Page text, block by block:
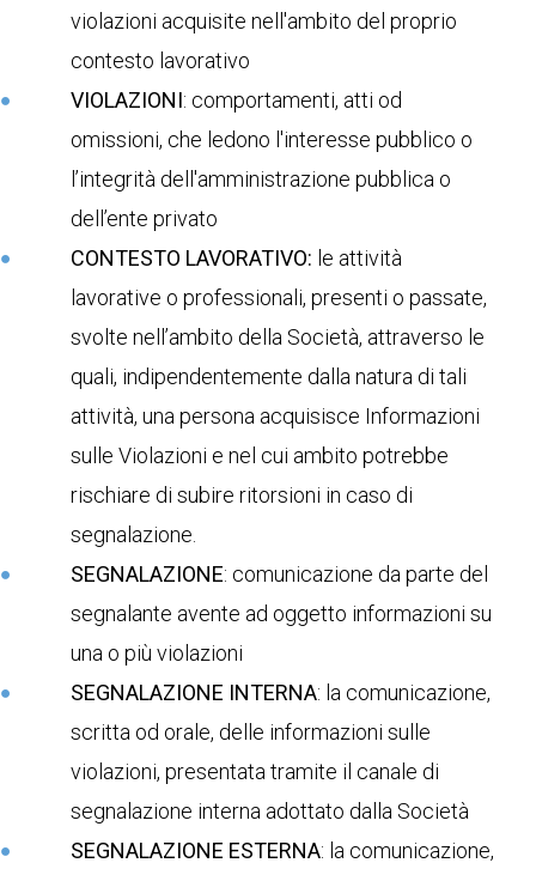
violazioni acquisite nell'ambito del proprio
contesto lavorativo
VIOLAZIONI: comportamenti, atti od
omissioni, che ledono l'interesse pubblico o
l’integrità dell'amministrazione pubblica o
dell’ente privato
CONTESTO LAVORATIVO: le attività
lavorative o professionali, presenti o passate,
svolte nell’ambito della Società, attraverso le
quali, indipendentemente dalla natura di tali
attività, una persona acquisisce Informazioni
sulle Violazioni e nel cui ambito potrebbe
rischiare di subire ritorsioni in caso di
segnalazione.
SEGNALAZIONE: comunicazione da parte del
segnalante avente ad oggetto informazioni su
una o più violazioni
SEGNALAZIONE INTERNA: la comunicazione,
scritta od orale, delle informazioni sulle
violazioni, presentata tramite il canale di
segnalazione interna adottato dalla Società
SEGNALAZIONE ESTERNA: la comunicazione,